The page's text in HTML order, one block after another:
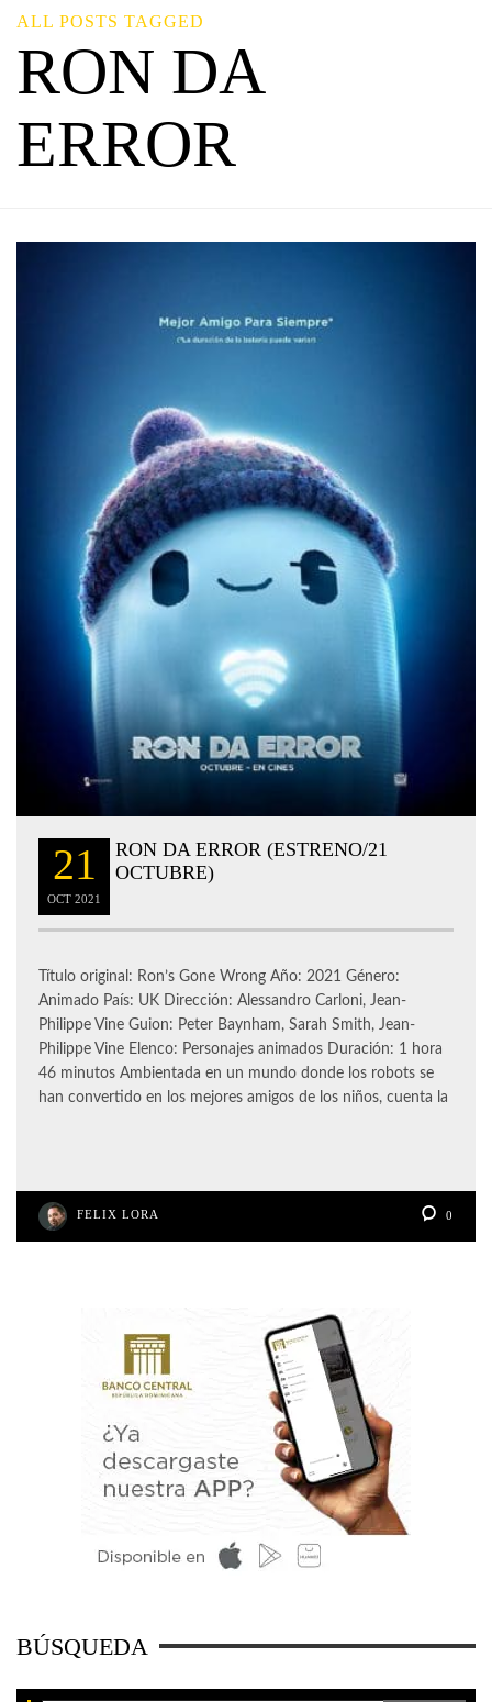
ALL POSTS TAGGED
RON DA
ERROR
21
OCT 2021
RON DA ERROR (ESTRENO/21
OCTUBRE)
Título original: Ron’s Gone Wrong Año: 2021 Género:
Animado País: UK Dirección: Alessandro Carloni, Jean-
Philippe Vine Guion: Peter Baynham, Sarah Smith, Jean-
Philippe Vine Elenco: Personajes animados Duración: 1 hora
46 minutos Ambientada en un mundo donde los robots se
han convertido en los mejores amigos de los niños, cuenta la
FELIX LORA 0
BÚSQUEDA